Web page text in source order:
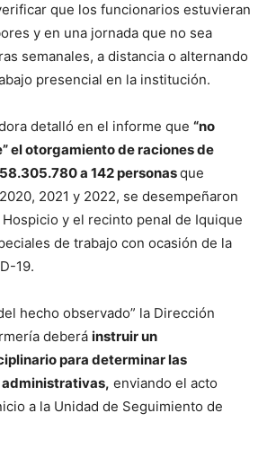
que los funcionarios estuvieran
y en una jornada que no sea
semanales, a distancia o alternando
presencial en la institución.
detalló en el informe que “no
el otorgamiento de raciones de
a 142 personasque
2021 y 2022, se desempeñaron
y el recinto penal de Iquique
de trabajo con ocasión de la
19.
hecho observado” la Dirección
deberá instruir un
para determinar las
enviando el acto
a la Unidad de Seguimiento de